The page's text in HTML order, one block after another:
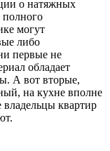
о натяжных
полного
могут
либо
первые не
обладает
А вот вторые,
на кухне вполне
квартир